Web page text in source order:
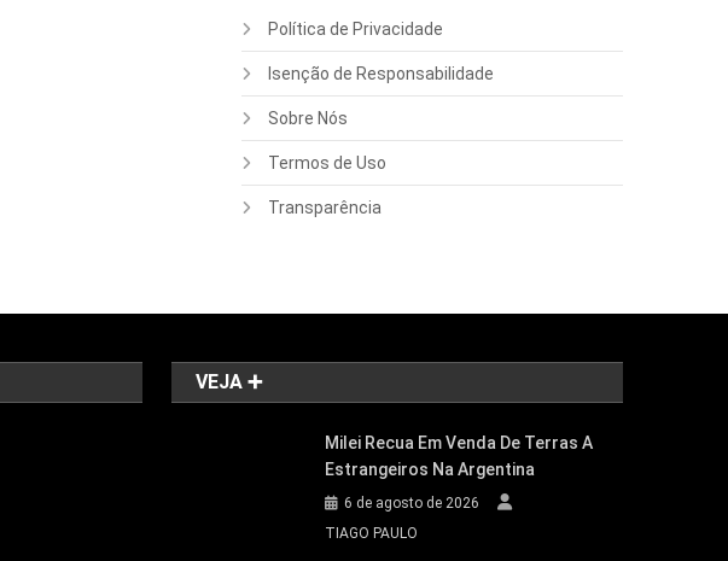
Política de Privacidade
Isenção de Responsabilidade
Sobre Nós
Termos de Uso
Transparência
VEJA ➕
Milei Recua Em Venda De Terras A
Estrangeiros Na Argentina
6 de agosto de 2026
TIAGO PAULO